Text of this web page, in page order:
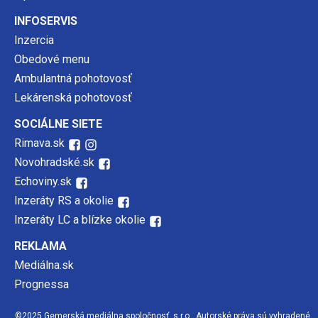
INFOSERVIS
Inzercia
Obedové menu
Ambulantná pohotovosť
Lekárenská pohotovosť
SOCIÁLNE SIETE
Rimava.sk
Novohradské.sk
Echoviny.sk
Inzeráty RS a okolie
Inzeráty LC a blízke okolie
REKLAMA
Mediálna.sk
Prognessa